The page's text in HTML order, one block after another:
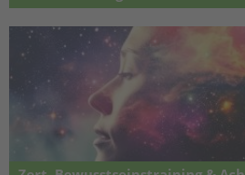
Expertenausbildung am aktuellen
Gehirnforschung & positiver Psychologie